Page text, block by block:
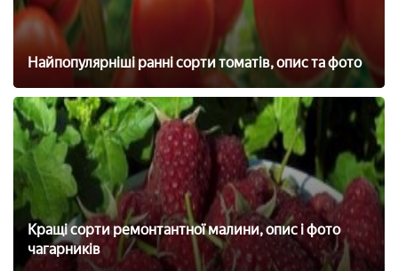
Найпопулярніші ранні сорти томатів, опис та фото
Кращі сорти ремонтантної малини, опис і фото
чагарників